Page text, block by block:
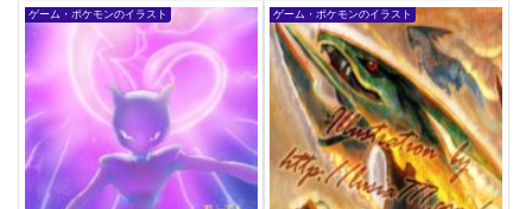
ゲーム・ポケモンのイラスト ゲーム・ポケモンのイラスト